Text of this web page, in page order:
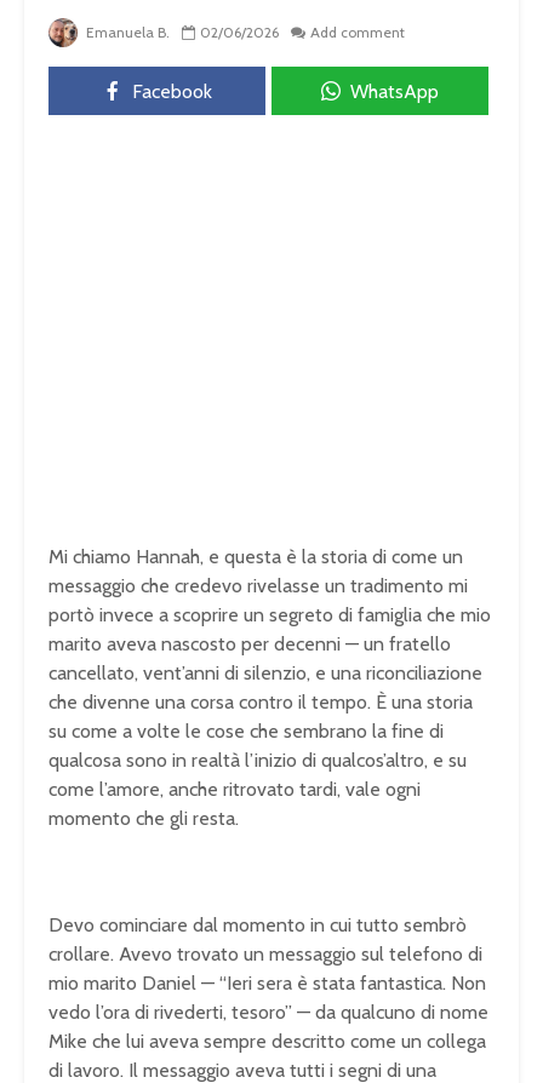
Emanuela B. 02/06/2026 Add comment
Facebook WhatsApp
Mi chiamo Hannah, e questa è la storia di come un
messaggio che credevo rivelasse un tradimento mi
portò invece a scoprire un segreto di famiglia che mio
marito aveva nascosto per decenni — un fratello
cancellato, vent’anni di silenzio, e una riconciliazione
che divenne una corsa contro il tempo. È una storia
su come a volte le cose che sembrano la fine di
qualcosa sono in realtà l’inizio di qualcos’altro, e su
come l’amore, anche ritrovato tardi, vale ogni
momento che gli resta.
Devo cominciare dal momento in cui tutto sembrò
crollare. Avevo trovato un messaggio sul telefono di
mio marito Daniel — “Ieri sera è stata fantastica. Non
vedo l’ora di rivederti, tesoro” — da qualcuno di nome
Mike che lui aveva sempre descritto come un collega
di lavoro. Il messaggio aveva tutti i segni di una